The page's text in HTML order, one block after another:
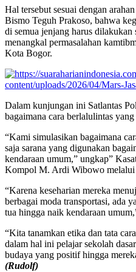
Hal tersebut sesuai dengan
Bismo Teguh Prakoso, bahwa
di semua jenjang harus dilakukan
menangkal permasalahan
Kota Bogor.
Dalam kunjungan ini Satlantas
bagaimana cara berlalulintas
“Kami simulasikan bagaimana
saja sarana yang digunakan
kendaraan umum,” ungkap”
Kompol M. Ardi Wibowo
“Karena keseharian mereka
berbagai moda transportasi, ada
tua hingga naik kendaraan
“Kita tanamkan etika dan tata
dalam hal ini pelajar sekolah
budaya yang positif hingga
(Rudolf)